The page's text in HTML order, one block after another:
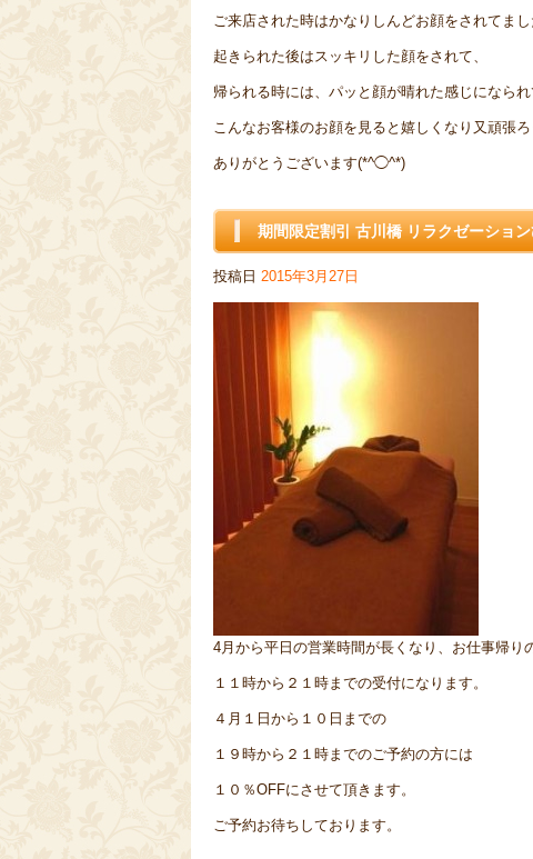
ご来店された時はかなりしんどお顔をされてま
起きられた後はスッキリした顔をされて、
帰られる時には、パッと顔が晴れた感じになら
こんなお客様のお顔を見ると嬉しくなり又頑張ろ
ありがとうございます(*^◯^*)
期間限定割引 古川橋 リラクゼーショ
投稿日 2015年3月27日
4月から平日の営業時間が長くなり、お仕事帰り
１１時から２１時までの受付になります。
４月１日から１０日までの
１９時から２１時までのご予約の方には
１０％OFFにさせて頂きます。
ご予約お待ちしております。